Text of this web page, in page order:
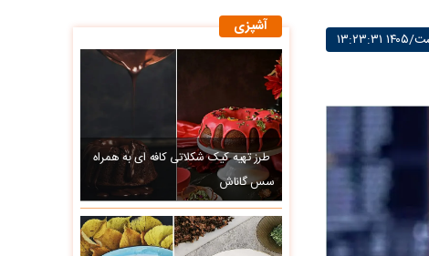
آشپزی
طرز تهیه کیک شکلاتی کافه ای به همراه
سس گاناش